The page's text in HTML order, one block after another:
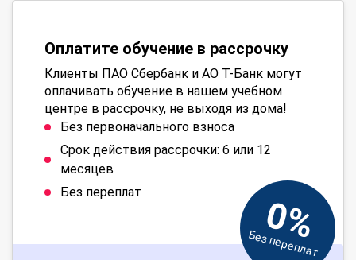
Оплатите обучение в рассрочку
Клиенты ПАО Сбербанк и АО Т-Банк могут
оплачивать обучение в нашем учебном
центре в рассрочку, не выходя из дома!
Без первоначального взноса
Срок действия рассрочки: 6 или 12
месяцев
Без переплат
0%
Без переплат